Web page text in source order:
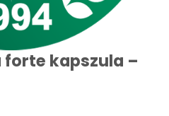
forte kapszula –